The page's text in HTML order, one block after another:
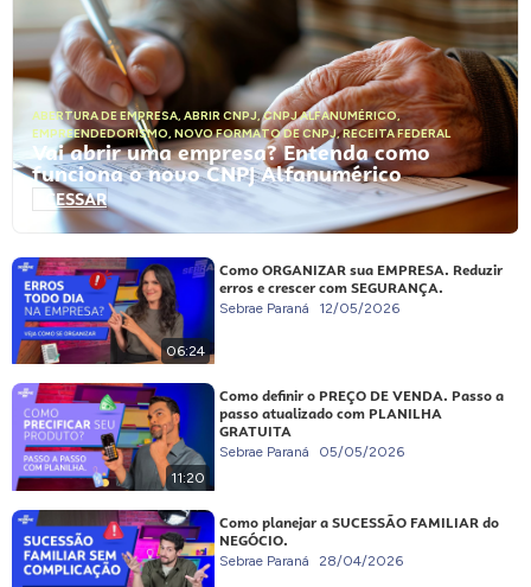
ABERTURA DE EMPRESA, ABRIR CNPJ,CNPJ ALFANUMÉRICO,
EMPREENDEDORISMO, NOVO FORMATO DE CNPJ,RECEITA FEDERAL
Vai abrir uma empresa? Entenda como
funciona o novo CNPJ Alfanumérico
ACESSAR
06:24
Como ORGANIZAR sua EMPRESA. Reduzir
erros e crescer com SEGURANÇA.
Sebrae Paraná 12/05/2026
11:20
Como definir o PREÇO DE VENDA. Passo a
passo atualizado com PLANILHA
GRATUITA
Sebrae Paraná 05/05/2026
Como planejar a SUCESSÃO FAMILIAR do
NEGÓCIO.
Sebrae Paraná 28/04/2026